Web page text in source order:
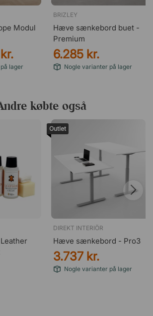
Modul
lager
BRIZLEY
Hæve sænkebord buet -
Premium
6.285 kr.
Nogle varianter på lager
købte også
Outlet
DIREKT INTERIÖR
Hæve sænkebord - Pro3
3.737 kr.
Nogle varianter på lager